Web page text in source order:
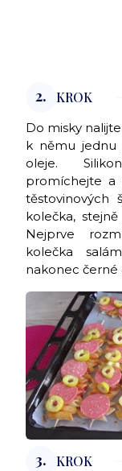
2. KROK
Do misky
k němu jednu
oleje.
promíchejte a
těstovinových
kolečka,
Nejprve
kolečka
nakonec černé
3. KROK